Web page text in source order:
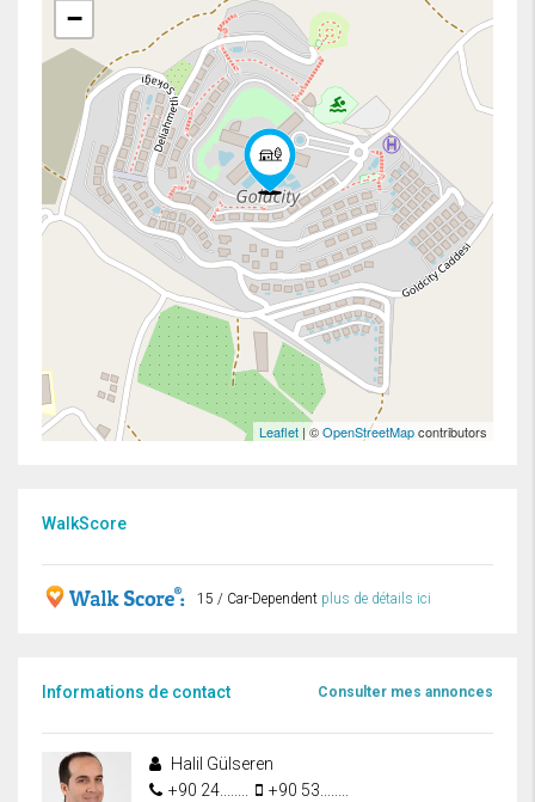
−
Leaflet | ©OpenStreetMapcontributors
WalkScore
15 / Car-Dependent plus de détails ici
Informations de contact Consulter mes annonces
Halil Gülseren
+90 24........
+90 53........